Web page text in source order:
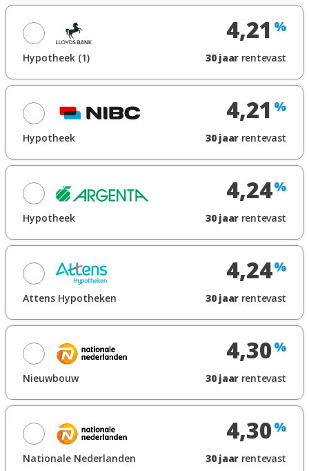
Hypotheek (1)
4,21 %
30jaar rentevast
Hypotheek
4,21 %
30jaar rentevast
Hypotheek
4,24%
30jaar rentevast
Attens Hypotheken
4,24%
30jaar rentevast
Nieuwbouw
4,30%
30jaar rentevast
Toon renteblad
Nationale Nederlanden
4,30%
30jaar rentevast